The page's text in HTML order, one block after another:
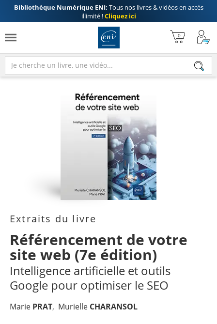
Bibliothèque Numérique ENI: Tous nos livres & vidéos en accès
illimité !Cliquez ici
Extraits du livre
Référencement de votre
site web (7e édition)
Intelligence artificielle et outils
Google pour optimiser le SEO
Marie PRAT Murielle CHARANSOL